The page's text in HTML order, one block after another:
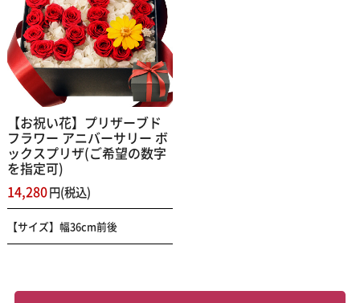
【お祝い花】プリザーブド
フラワー アニバーサリー ボ
ックスプリザ(ご希望の数字
を指定可)
14,280円(税込)
【サイズ】幅36cm前後